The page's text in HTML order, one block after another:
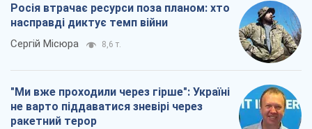
Росія втрачає ресурси поза планом: хто
насправді диктує темп війни
Сергій Місюра 8,6 т.
"Ми вже проходили через гірше": Україні
не варто піддаватися зневірі через
ракетний терор